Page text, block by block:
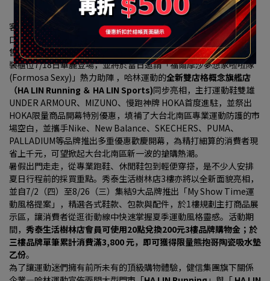
【2026 年7月16日，台北訊】大台北南區的慢跑愛好者、運動穿搭
客與家庭消費者注意！看好新北樹林生活圈持續發展，以及居住人
口穩定成長帶動的消費需求，秀泰生活樹林店攜手台灣運動用品零
售通路領導品牌「哈林運動」（HA LIN），打造3F近300坪商場改
裝櫃位7/18日華麗登場，並將於當日邀請「福爾摩沙夢想家啦啦隊
(Formosa Sexy)」熱力助陣 ，哈林運動的全新雙店格概念旗艦店
（HA LIN Running ＆ HA LIN Sports)同步亮相，主打運動鞋雙雄
UNDER ARMOUR、MIZUNO、慢跑神牌 HOKA首度進駐，並祭出
HOKA限量商品開幕特別優惠，填補了大台北南區專業運動防護的市
場空白，並攜手Nike、New Balance、SKECHERS、PUMA、
PALLADIUM等品牌推出多重優惠歡慶開幕，為精打細算的消費者現
省上千元，可望掀起大台北南區新一波的搶購熱潮。
暑假出門走走，從專業跑鞋、休閒鞋包到輕便穿搭，是不少人安排
夏日行程前的採買重點。秀泰生活樹林店3樓亦將以全新面貌亮相，
並自7/2（四）至8/26（三）集結9大品牌推出「My Show Time運
動風格提案」，精選各式鞋款、包款與配件，於1樓規劃主打商品展
示區，讓消費者從逛街動線中快速掌握夏季運動風格靈感。活動期
間， 秀泰生活樹林店會員可使用20點兌換200元3樓品牌購物金；於
三樓品牌單筆累計消費滿3,800 元，即可獲得限量熊抱哥陶瓷吸水墊
乙份。
為了讓運動迷們擁有前所未有的頂級購物體驗，健信集團旗下關係